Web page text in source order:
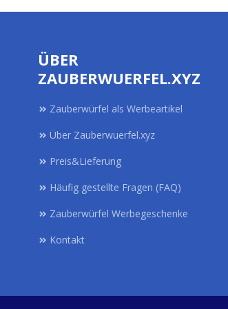
ÜBER
ZAUBERWUERFEL.XYZ
Zauberwürfel als Werbeartikel
Über Zauberwuerfel.xyz
Preis&Lieferung
Häufig gestellte Fragen (FAQ)
Zauberwürfel Werbegeschenke
Kontakt